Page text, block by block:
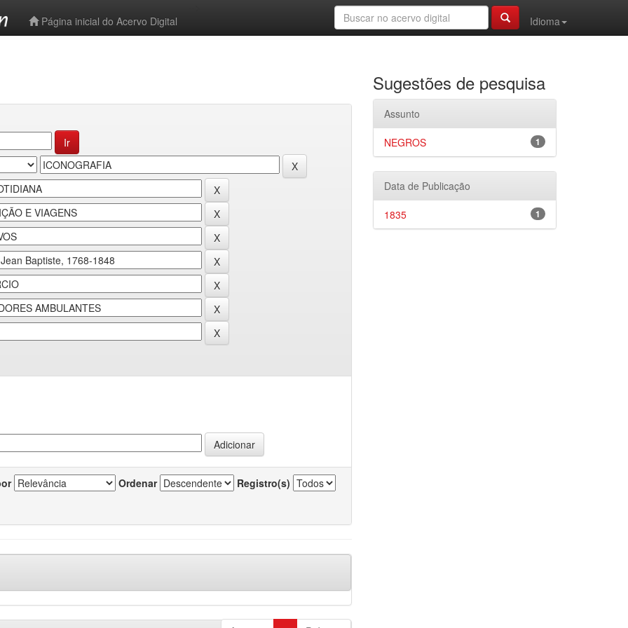
Página inicial do Acervo Digital
Idioma
Ordenar Registro(s)
Sugestões de pesquisa
Assunto
1
NEGROS
Data de Publicação
1
1835